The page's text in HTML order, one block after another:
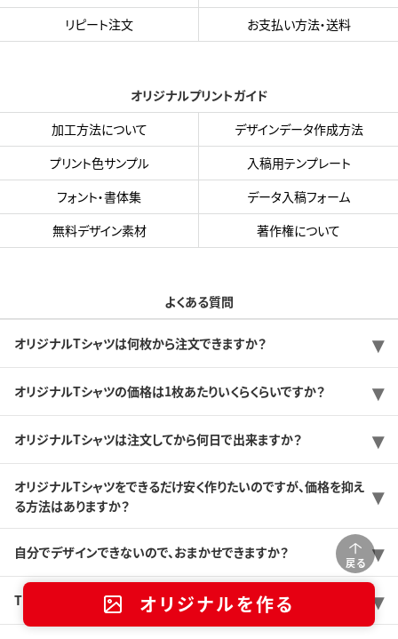
戻る
オリジナルを作る
リピート注文
お支払い方法・送料
オリジナルプリントガイド
加工方法について
デザインデータ作成方法
プリント色サンプル
入稿用テンプレート
フォント・書体集
データ入稿フォーム
無料デザイン素材
著作権について
よくある質問
オリジナルTシャツは何枚から注文できますか？
オリジナルTシャツの価格は1枚あたりいくらくらいですか？
オリジナルTシャツは注文してから何日で出来ますか？
オリジナルTシャツをできるだけ安く作りたいのですが、価格を抑え
る方法はありますか？
自分でデザインできないので、おまかせできますか？
Tシャツのサンプルを送ってもらうことは可能ですか？